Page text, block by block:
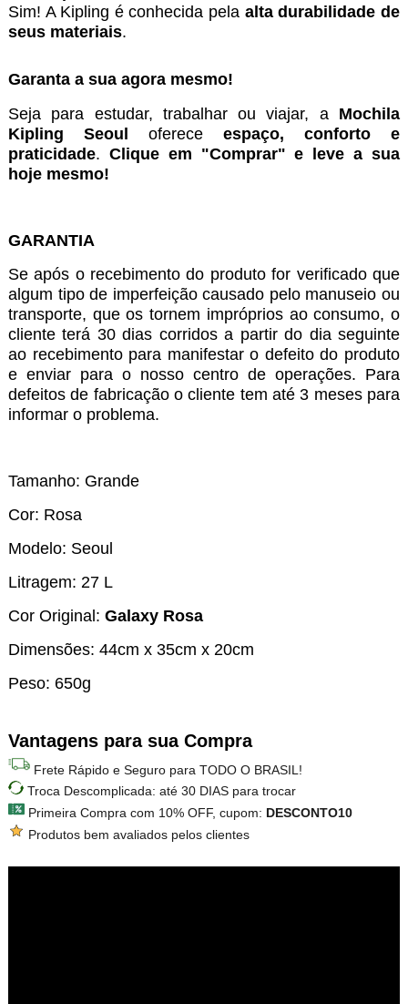
Sim! A Kipling é conhecida pela alta durabilidade de
seus materiais.
Garanta a sua agora mesmo!
Seja para estudar, trabalhar ou viajar, a Mochila
Kipling Seoul
oferece espaço, conforto e
praticidade. Clique em "Comprar" e leve a sua
hoje mesmo!
GARANTIA
Se após o recebimento do produto for verificado que
algum tipo de imperfeição causado pelo manuseio ou
transporte, que os tornem impróprios ao consumo, o
cliente terá 30 dias corridos a partir do dia seguinte
ao recebimento para manifestar o defeito do produto
e enviar para o nosso centro de operações. Para
defeitos de fabricação o cliente tem até 3 meses para
informar o problema.
Tamanho: Grande
Cor: Rosa
Modelo: Seoul
Litragem: 27 L
Cor Original: Galaxy Rosa
Dimensões: 44cm x 35cm x 20cm
Peso: 650g
Vantagens para sua Compra
Frete Rápido e Seguro para TODO O BRASIL!
Troca Descomplicada: até 30 DIAS para trocar
Primeira Compra com 10% OFF, cupom: DESCONTO10
Produtos bem avaliados pelos clientes